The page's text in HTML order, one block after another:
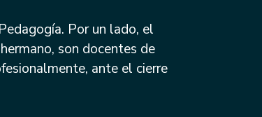
Por un lado, el
son docentes de
ante el cierre